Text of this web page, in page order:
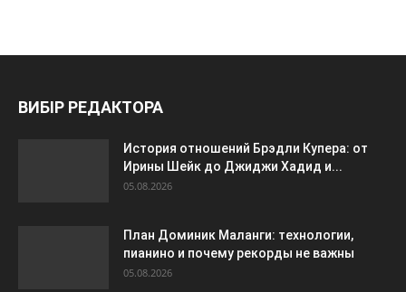
ВИБІР РЕДАКТОРА
История отношений Брэдли Купера: от
Ирины Шейк до Джиджи Хадид и...
05.08.2026
План Доминик Маланги: технологии,
пианино и почему рекорды не важны
05.08.2026